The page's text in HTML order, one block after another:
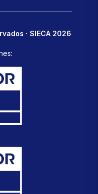
· SIECA 2026